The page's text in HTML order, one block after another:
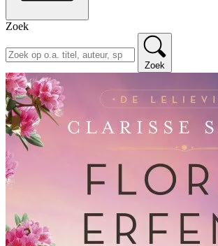
Zoek
Zoek